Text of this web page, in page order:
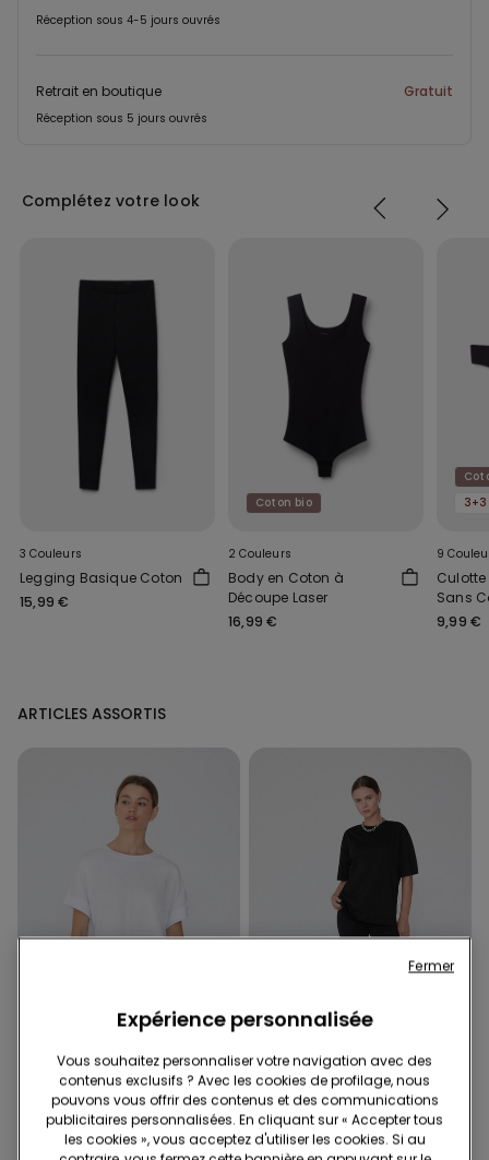
Réception sous 4-5 jours ouvrés
Retrait en boutique Gratuit
Réception sous 5 jours ouvrés
Complétez votre look
3 Couleurs
Legging Basique Coton
15,99 €
Coton bio
2 Couleurs
Body en Coton à
Découpe Laser
16,99 €
9
Culotte
Sans
Coton
9,99 €
ARTICLES ASSORTIS
2 Couleurs
T-shirt en Coton avec
3 Couleurs
Legging Basique Coton
Expérience personnalisée
Vous souhaitez personnaliser votre navigation avec des
contenus exclusifs ? Avec les cookies de profilage, nous
pouvons vous offrir des contenus et des communications
publicitaires personnalisées. En cliquant sur « Accepter tous
les cookies », vous acceptez d'utiliser les cookies. Si au
Fermer